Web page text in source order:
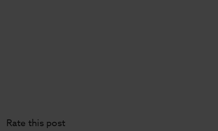
Rate this post